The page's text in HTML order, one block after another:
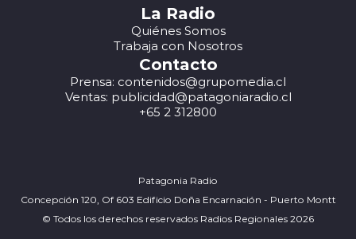
La Radio
Quiénes Somos
Trabaja con Nosotros
Contacto
Prensa: contenidos@grupomedia.cl
Ventas: publicidad@patagoniaradio.cl
+65 2 312800
Patagonia Radio
Concepción 120, Of 603 Edificio Doña Encarnación - Puerto Montt
© Todos los derechos reservados Radios Regionales 2026